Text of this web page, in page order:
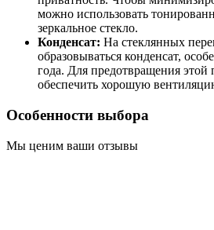
можно использовать
зеркальное стекло.
Конденсат: На стеклянных
образовываться конденсат,
года. Для предотвращения
обеспечить хорошую
Особенности выбора
Мы ценим ваши отзывы